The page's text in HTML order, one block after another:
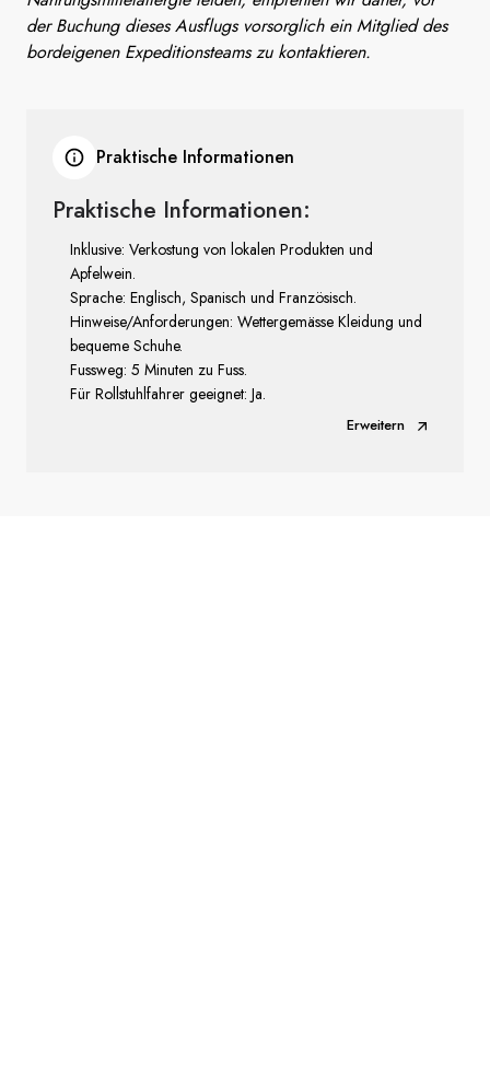
der Buchung dieses Ausflugs vorsorglich ein Mitglied des
bordeigenen Expeditionsteams zu kontaktieren.
Praktische Informationen
Praktische Informationen:
Inklusive: Verkostung von lokalen Produkten und
Apfelwein.
Sprache: Englisch, Spanisch und Französisch.
Hinweise/Anforderungen: Wettergemässe Kleidung und
bequeme Schuhe.
Fussweg: 5 Minuten zu Fuss.
Für Rollstuhlfahrer geeignet: Ja.
Erweitern